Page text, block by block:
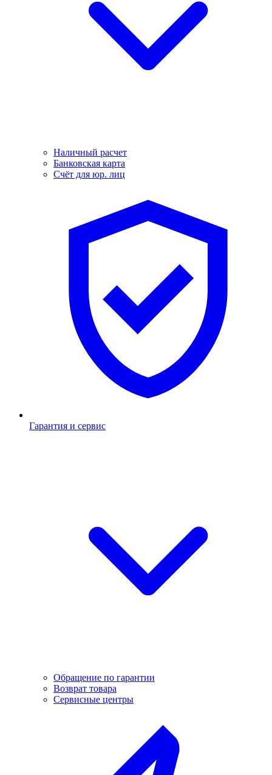
Наличный расчет
Банковская карта
Счёт для юр. лиц
Гарантия и сервис
Обращение по гарантии
Возврат товара
Сервисные центры